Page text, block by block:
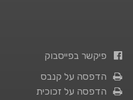
פיקשר בפייסבוק
הדפסה על קנבס
הדפסה על זכוכית